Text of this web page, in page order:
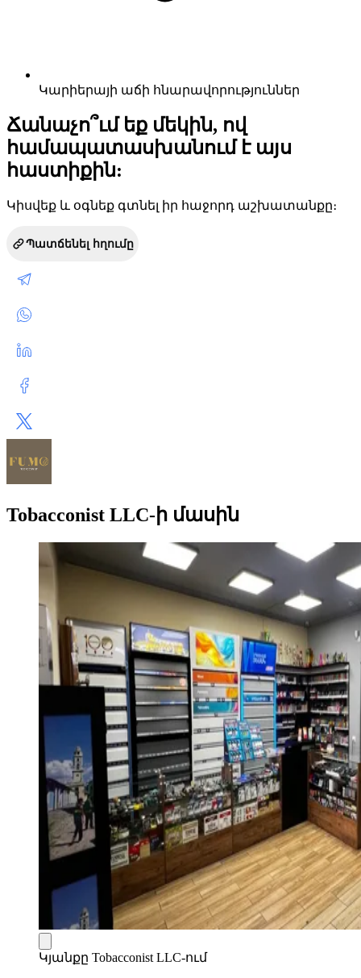
Կարիերայի աճի հնարավորություններ
Ճանաչո՞ւմ եք մեկին, ով
համապատասխանում է այս
հաստիքին:
Կիսվեք և օգնեք գտնել իր հաջորդ աշխատանքը։
Պատճենել հղումը
Tobacconist LLC-ի մասին
Կյանքը Tobacconist LLC-ում